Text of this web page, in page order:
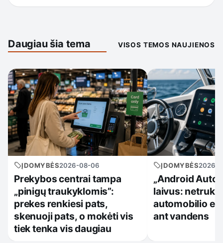
Daugiau šia tema VISOS TEMOS NAUJIENOS
ĮDOMYBĖS2026-08-06
Prekybos centrai tampa
„pinigų traukyklomis”:
prekes renkiesi pats,
skenuoji pats, o mokėti vis
tiek tenka vis daugiau
ĮDOMYBĖS2026-
„Android
laivus:
automobilio
ant vandens